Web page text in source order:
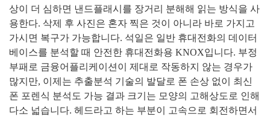
상이 더 심하면 낸드플래시를 장거리 분해해 읽는 방식을 사
용한다. 삭제 후 사진은 혼자 찍은 것이 아니라 바로 가지고
가시면 복구가 가능합니다. 석일은 일반 휴대전화의 데이터
베이스를 분석할 때 안전한 휴대전화용 KNOX입니다. 부정
부패로 금융어플리케이션이 제대로 작동하지 않는 경우가
많지만, 이제는 추출분석 기술의 발달로 폰 손상 없이 최신
폰 포렌식 분석도 가능 결과 크기는 모양의 고해상도로 인해
다소 넓습니다. 헤드라고 하는 부분이 고속으로 회전하면서